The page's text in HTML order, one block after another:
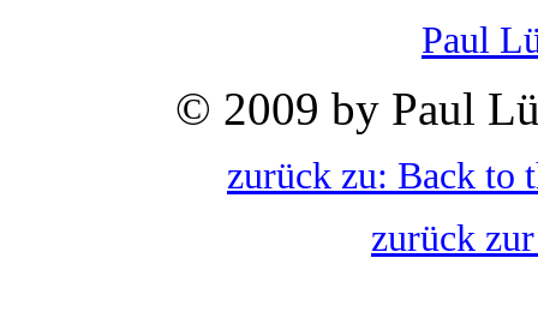
Paul
© 2009 by Paul
zurück zu: Back to
zurück